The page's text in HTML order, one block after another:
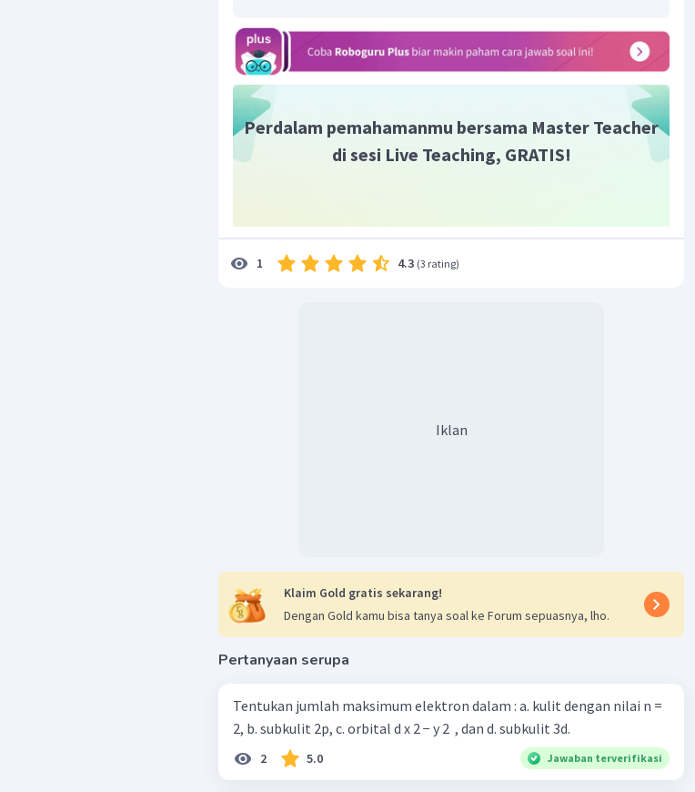
Perdalam pemahamanmu bersama Master Teacher
di sesi Live Teaching, GRATIS!
1 4.3 (3 rating)
Iklan
Klaim Gold gratis sekarang!
Dengan Gold kamu bisa tanya soal ke Forum sepuasnya, lho.
Pertanyaan serupa
Tentukan jumlah maksimum elektron dalam : a. kulit dengan nilai n =
2, b. subkulit 2p, c. orbital d x 2 − y 2 ​ , dan d. subkulit 3d.
2 5.0 Jawaban terverifikasi